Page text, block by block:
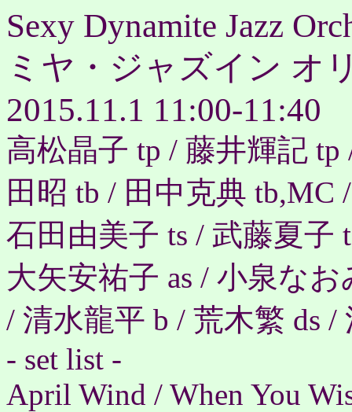
Sexy Dynamite Jazz
ミヤ・ジャズイン オ
2015.11.1 11:00-11:40
高松晶子 tp / 藤井輝記
田昭 tb / 田中克典 tb,MC
石田由美子 ts / 武藤夏子
大矢安祐子 as / 小泉な
/ 清水龍平 b / 荒木繁 ds /
- set list -
April Wind / When You